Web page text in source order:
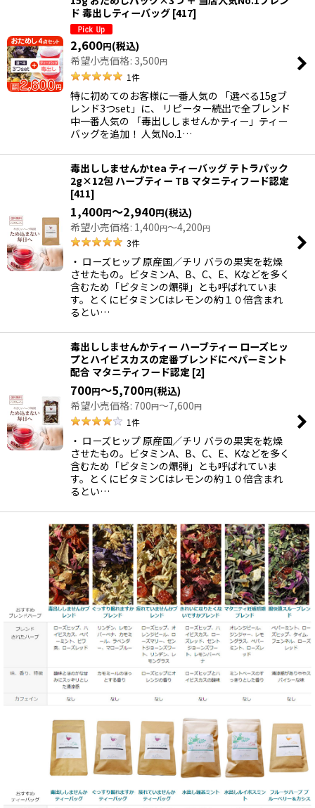
ド 毒出しティーバッグ [417]
2,600円(税込)
希望小売価格: 3,500円
1件
特に初めてのお客様に一番人気の 「選べる15gブ
レンド3つset」に、 リピーター続出で全ブレンド
中一番人気の 「毒出ししませんかティー」ティー
バッグを追加！ 人気No.1…
毒出ししませんかtea ティーバッグ テトラパック
2g×12包 ハーブティー TB マタニティフード認定
[411]
1,400円～2,940円(税込)
希望小売価格: 1,400円～4,200円
3件
・ ローズヒップ 原産国／チリ バラの果実を乾燥
させたもの。ビタミンA、B、C、E、Kなどを多く
含むため「ビタミンの爆弾」とも呼ばれていま
す。とくにビタミンCはレモンの約１０倍含まれ
るとい…
毒出ししませんかティー ハーブティー ローズヒッ
プとハイビスカスの定番ブレンドにペパーミント
配合 マタニティフード認定 [2]
700円～5,700円(税込)
希望小売価格: 700円～7,600円
1件
・ ローズヒップ 原産国／チリ バラの果実を乾燥
させたもの。ビタミンA、B、C、E、Kなどを多く
含むため「ビタミンの爆弾」とも呼ばれていま
す。とくにビタミンCはレモンの約１０倍含まれ
るとい…